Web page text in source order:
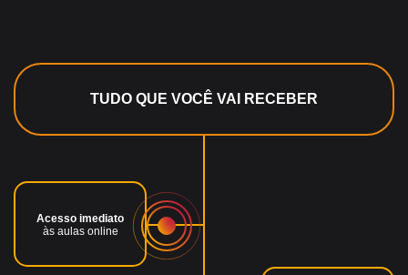
TUDO QUE VOCÊ VAI RECEBER
Acesso imediato
às aulas online